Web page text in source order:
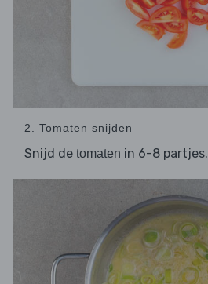
2. Tomaten snijden
Snijd de tomaten in 6-8 partjes.